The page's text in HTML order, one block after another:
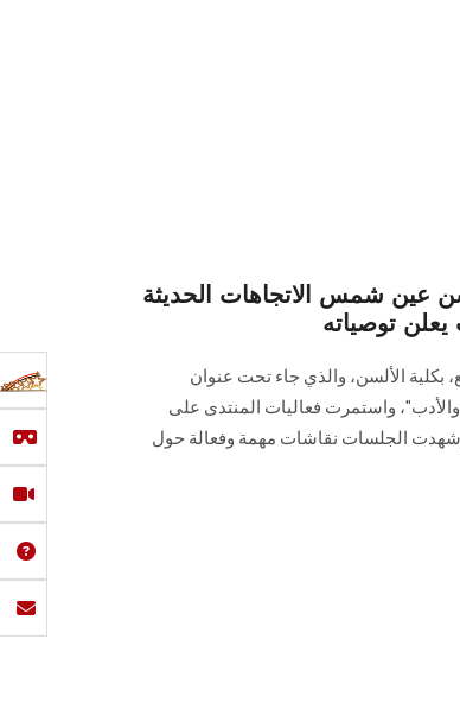
عين شمس الاتجاهات الحديثة
توصياته
بكلية الألسن، والذي جاء تحت عنوان
والأدب"، واستمرت فعاليات المنتدى على
6 جلسات علمية، وشهدت الجلسات نقاشات مهمة وفعالة حول